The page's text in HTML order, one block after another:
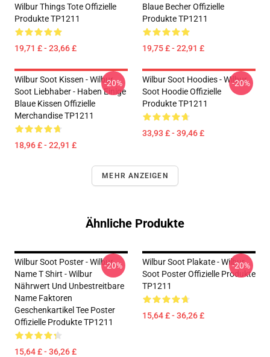
Wilbur Things Tote Offizielle
Produkte TP1211
19,71 £ - 23,66 £
Blaue Becher Offizielle
Produkte TP1211
19,75 £ - 22,91 £
Wilbur Soot Kissen - Wilbur
Soot Liebhaber - Haben Einige
Blaue Kissen Offizielle
Merchandise TP1211
18,96 £ - 22,91 £
-20%
Wilbur Soot Hoodies - Wilbur
Soot Hoodie Offizielle
Produkte TP1211
33,93 £ - 39,46 £
-20%
MEHR ANZEIGEN
Ähnliche Produkte
Wilbur Soot Poster - Wilbur
Name T Shirt - Wilbur
Nährwert Und Unbestreitbare
Name Faktoren
Geschenkartikel Tee Poster
Offizielle Produkte TP1211
15,64 £ - 36,26 £
-20%
Wilbur Soot Plakate - Wilbur
Soot Poster Offizielle Produkte
TP1211
15,64 £ - 36,26 £
-20%